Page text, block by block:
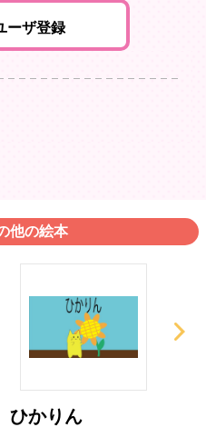
ーザ登録
他の絵本
ひかりん